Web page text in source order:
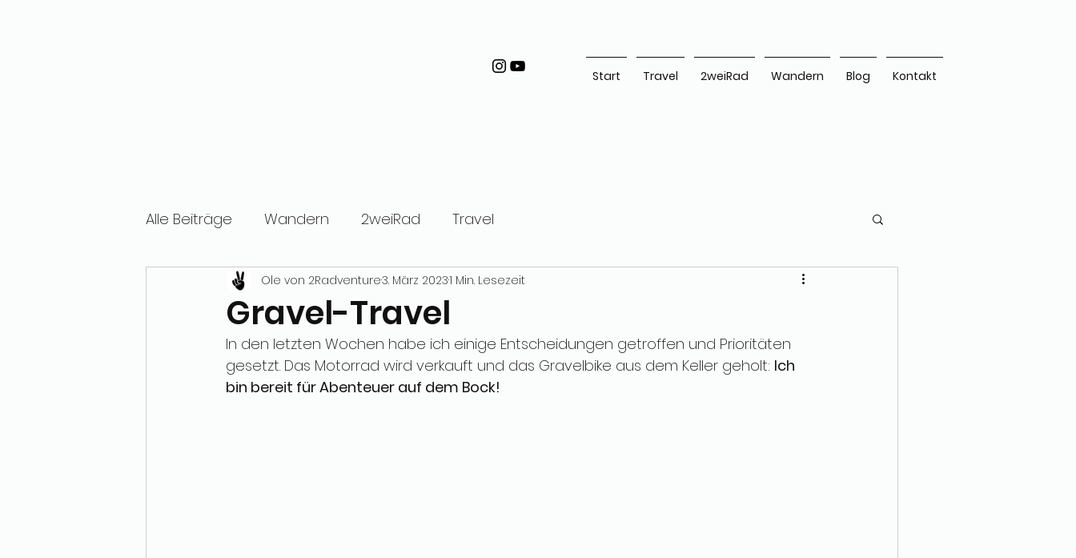
Start Travel 2weiRad Wandern Blog Kontakt
Alle Beiträge Wandern 2weiRad Travel
Gravel-Travel
Ole von 2Radventure3. März 20231 Min. Lesezeit
In den letzten Wochen habe ich einige Entscheidungen getroffen und Prioritäten
gesetzt. Das Motorrad wird verkauft und das Gravelbike aus dem Keller geholt: Ich
bin bereit für Abenteuer auf dem Bock!